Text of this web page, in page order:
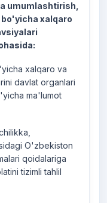
umumlashtirish,
xalqaro
xalqaro va
davlat organlari
ma'lumot
O'zbekiston
qoidalariga
tizimli tahlil